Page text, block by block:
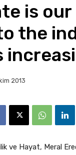
is
the
2013
ve Hayat, Meral